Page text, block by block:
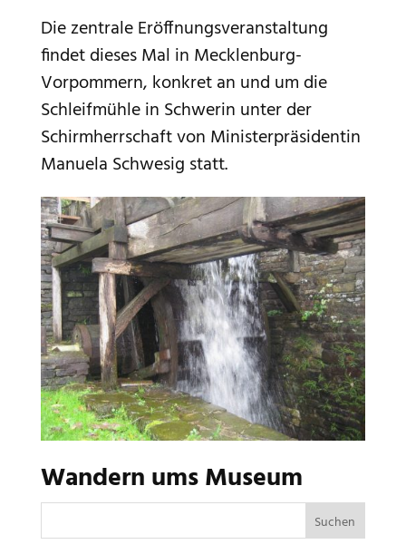
Die zentrale Eröffnungsveranstaltung
findet dieses Mal in Mecklenburg-
Vorpommern, konkret an und um die
Schleifmühle in Schwerin unter der
Schirmherrschaft von Ministerpräsidentin
Manuela Schwesig statt.
Wandern ums Museum